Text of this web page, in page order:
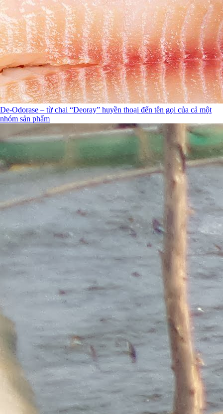
De-Odorase – từ chai “Deoray” huyền thoại đến tên gọi của cả một
nhóm sản phẩm